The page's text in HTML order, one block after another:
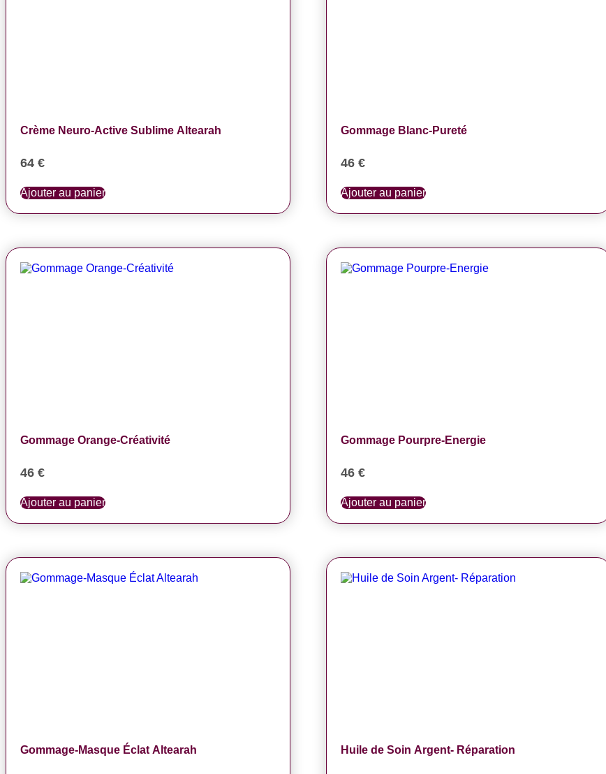
Crème Neuro-Active Sublime Altearah
64 €
Ajouter au panier
Gommage Blanc-Pureté
46 €
Ajouter au panier
Gommage Orange-Créativité
46 €
Ajouter au panier
Gommage Pourpre-Energie
46 €
Ajouter au panier
Gommage-Masque Éclat Altearah Huile de Soin Argent- Réparation